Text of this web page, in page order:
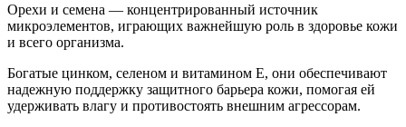
Орехи и семена — концентрированный источник
микроэлементов, играющих важнейшую роль в здоровье кожи
и всего организма.
Богатые цинком, селеном и витамином E, они обеспечивают
надежную поддержку защитного барьера кожи, помогая ей
удерживать влагу и противостоять внешним агрессорам.